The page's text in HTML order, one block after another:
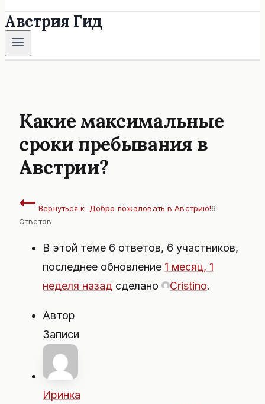
Австрия Гид
Какие максимальные
сроки пребывания в
Австрии?
Вернуться к: Добро пожаловать в Австрию!6
Ответов
В этой теме 6 ответов, 6 участников,
последнее обновление 1 месяц, 1
неделя назад сделано Cristino.
Автор
Записи
Иринка